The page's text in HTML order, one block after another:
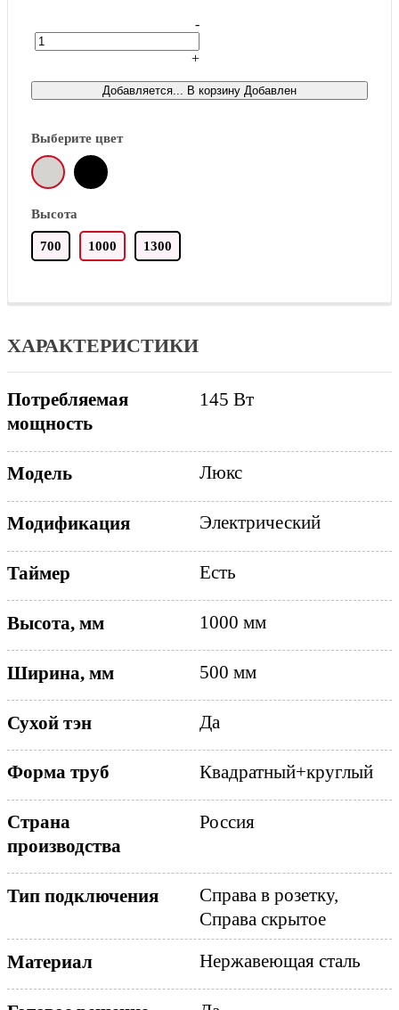
-
+
Добавляется... В корзину Добавлен
Выберите цвет
Высота
700 1000 1300
ХАРАКТЕРИСТИКИ
Потребляемая
мощность
145 Вт
Модель Люкс
Модификация Электрический
Таймер Есть
Высота, мм 1000 мм
Ширина, мм 500 мм
Сухой тэн Да
Форма труб Квадратный+круглый
Страна
производства
Россия
Тип подключения
Справа в розетку,
Справа скрытое
Материал Нержавеющая сталь